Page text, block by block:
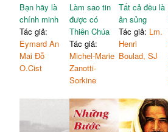
Bạn hãy là
chính minh
Tác giả:
Eymard An
Mai Đỗ
O.Cist
Làm sao tin
được có
Thiên Chúa
Tác giả:
Michel-Marie
Zanotti-
Sorkine
Tất cả đều là
ân sủng
Tác giả: Lm.
Henri
Boulad, SJ